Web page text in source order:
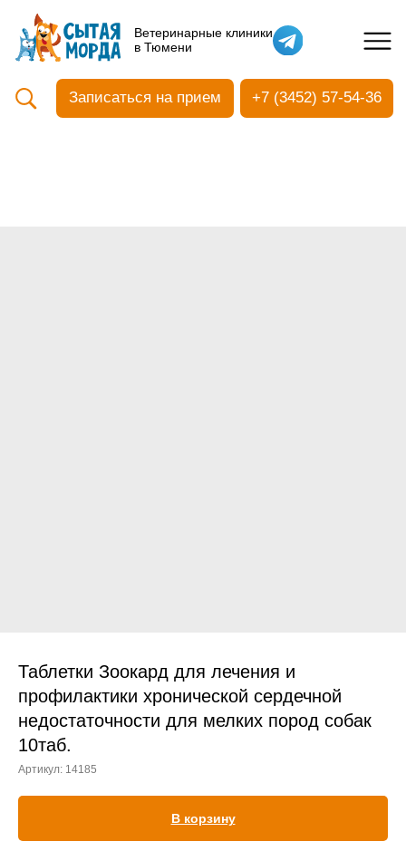
Ветеринарные клиники
в Тюмени
Кастрация собак
Вакцинация
Ультразвуковая чистка зубов
Общий анализ крови
Лечение кроликов
Лечение хомяков
Вакцинация кроликов
Таблетки Зоокард для лечения и
профилактики хронической сердечной
недостаточности для мелких пород собак
10таб.
Артикул: 14185
В корзину